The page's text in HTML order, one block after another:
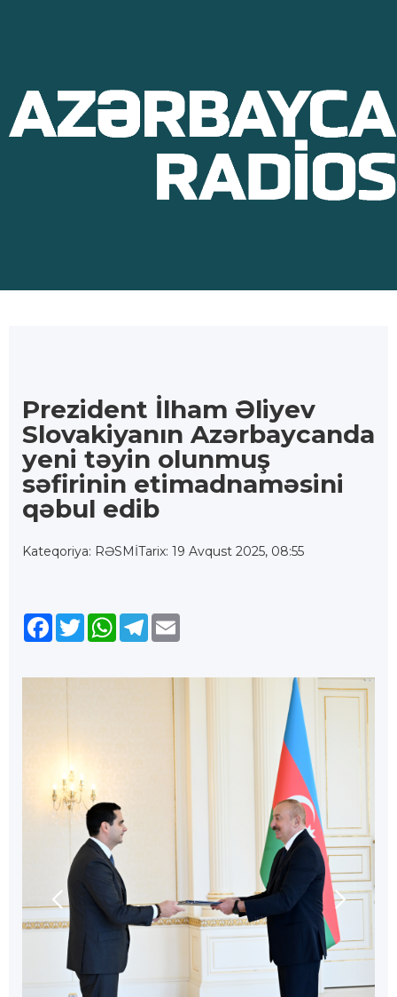
Prezident İlham Əliyev
Slovakiyanın Azərbaycanda
yeni təyin olunmuş
səfirinin etimadnaməsini
qəbul edib
Kateqoriya: RƏSMİTarix: 19 Avqust 2025, 08:55
Facebook
TwitterWhatsApp
Telegram